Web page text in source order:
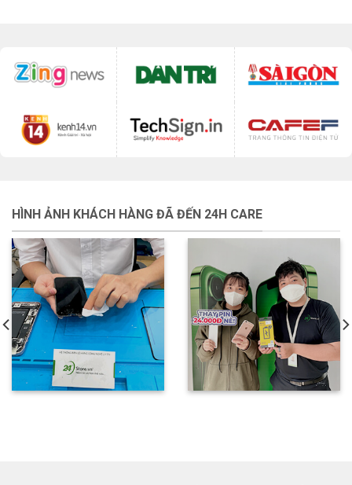
HÌNH ẢNH KHÁCH HÀNG ĐÃ ĐẾN 24H CARE